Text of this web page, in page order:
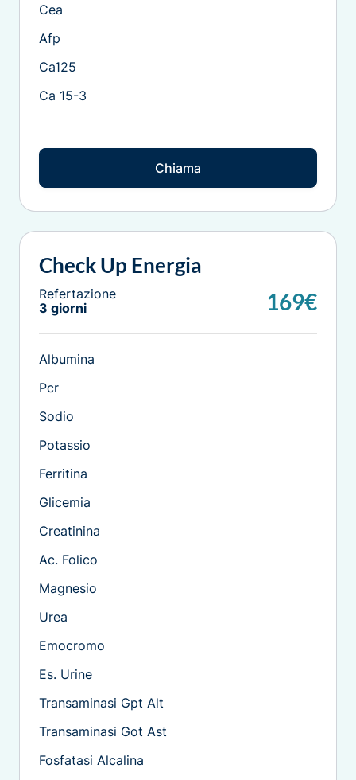
Cea
Afp
Ca125
Ca 15-3
Chiama
Check Up Energia
Refertazione
3 giorni
169€
Albumina
Pcr
Sodio
Potassio
Ferritina
Glicemia
Creatinina
Ac. Folico
Magnesio
Urea
Emocromo
Es. Urine
Transaminasi Gpt Alt
Transaminasi Got Ast
Fosfatasi Alcalina